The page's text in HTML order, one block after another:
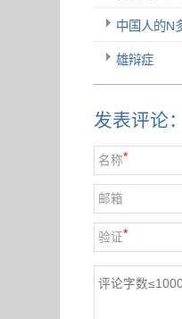
中国人的N
雄辩症
发表评论：
名称*
邮箱
验证*